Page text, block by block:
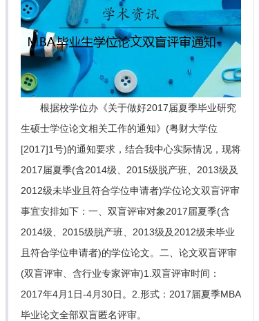
硕士论文
博士论文
根据校学位办《关于做好2017届夏季毕业研究
生硕士学位论文相关工作的通知》(粤财大学位
[2017]1号)的通知要求，结合我中心实际情况，现将
2017届夏季(含2014级、2015级脱产班、2013级及
2012级未毕业且符合学位申请者)学位论文双盲评审
事宜安排如下：一、双盲评审对象2017届夏季(含
2014级、2015级脱产班、2013级及2012级未毕业
且符合学位申请者)的学位论文。二、论文双盲评审
(双盲评审、含行业专家评审)1.双盲评审时间：
2017年4月1日-4月30日。2.形式：2017届夏季MBA
毕业论文全部双盲匿名评审。